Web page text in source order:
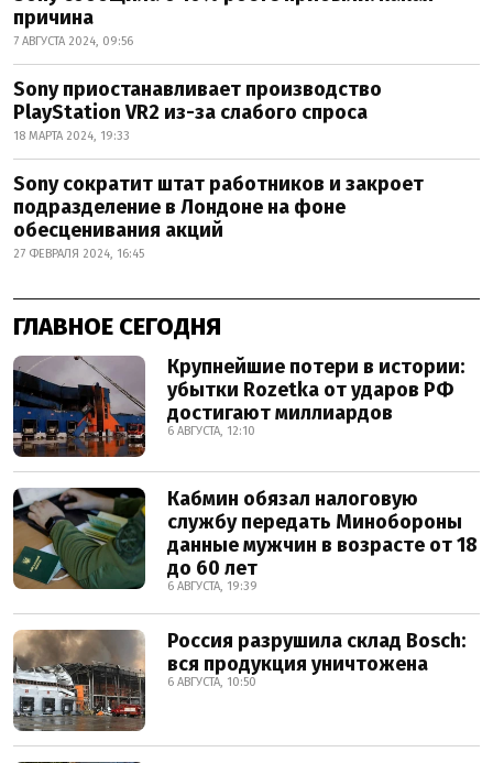
причина
7 АВГУСТА 2024, 09:56
Sony приостанавливает производство
PlayStation VR2 из-за слабого спроса
18 МАРТА 2024, 19:33
Sony сократит штат работников и закроет
подразделение в Лондоне на фоне
обесценивания акций
27 ФЕВРАЛЯ 2024, 16:45
ГЛАВНОЕ СЕГОДНЯ
Крупнейшие потери в истории:
убытки Rozetka от ударов РФ
достигают миллиардов
6 АВГУСТА, 12:10
Кабмин обязал налоговую
службу передать Минобороны
данные мужчин в возрасте от 18
до 60 лет
6 АВГУСТА, 19:39
Россия разрушила склад Bosch:
вся продукция уничтожена
6 АВГУСТА, 10:50